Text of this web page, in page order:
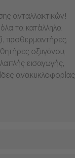
ανταλλακτικών!
τα κατάλληλα
προθερμαντήρες,
οξυγόνου,
εισαγωγής,
ανακυκλοφορίας